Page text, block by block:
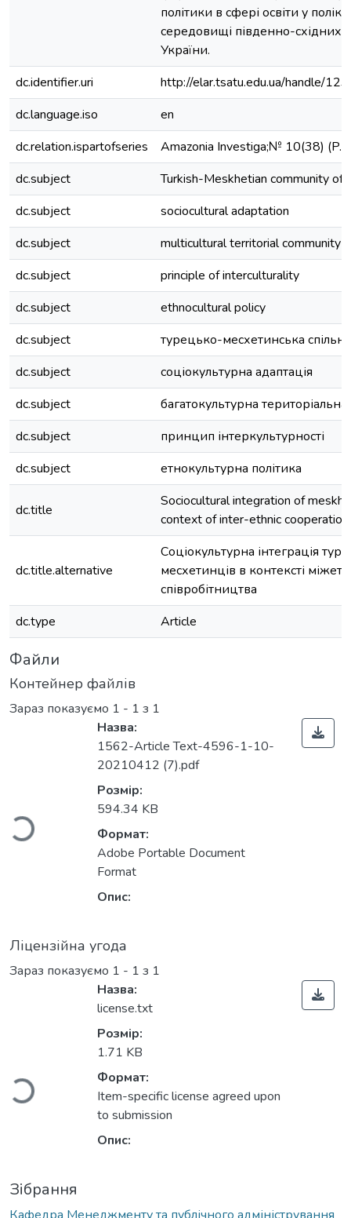
політики в сфері освіти у
середовищі південно-східних
України.
dc.identifier.uri
http://elar.tsatu.edu.ua/handle/
dc.language.iso
en
dc.relation.ispartofseries
Amazonia Investiga;№ 10(38) (P.
dc.subject
Turkish-Meskhetian community of
dc.subject
sociocultural adaptation
dc.subject
multicultural territorial community
dc.subject
principle of interculturality
dc.subject
ethnocultural policy
dc.subject
турецько-месхетинська
dc.subject
соціокультурна адаптація
dc.subject
багатокультурна
dc.subject
принцип інтеркультурності
dc.subject
етнокультурна політика
dc.title
Sociocultural integration of
context of inter-ethnic cooperation
dc.title.alternative
Соціокультурна інтеграція
месхетинців в контексті
співробітництва
dc.type
Article
Файли
Контейнер файлів
Зараз показуємо 1 - 1 з 1
Вантажиться...
Назва:
1562-Article Text-4596-1-10-
20210412 (7).pdf
Розмір:
594.34 KB
Формат:
Adobe Portable Document
Format
Опис:
Ліцензійна угода
Зараз показуємо 1 - 1 з 1
Вантажиться...
Назва:
license.txt
Розмір:
1.71 KB
Формат:
Item-specific license agreed upon
to submission
Опис:
Зібрання